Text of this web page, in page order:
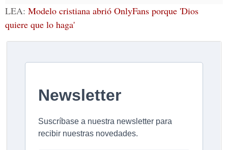
LEA: Modelo cristiana abrió OnlyFans porque 'Dios
quiere que lo haga'